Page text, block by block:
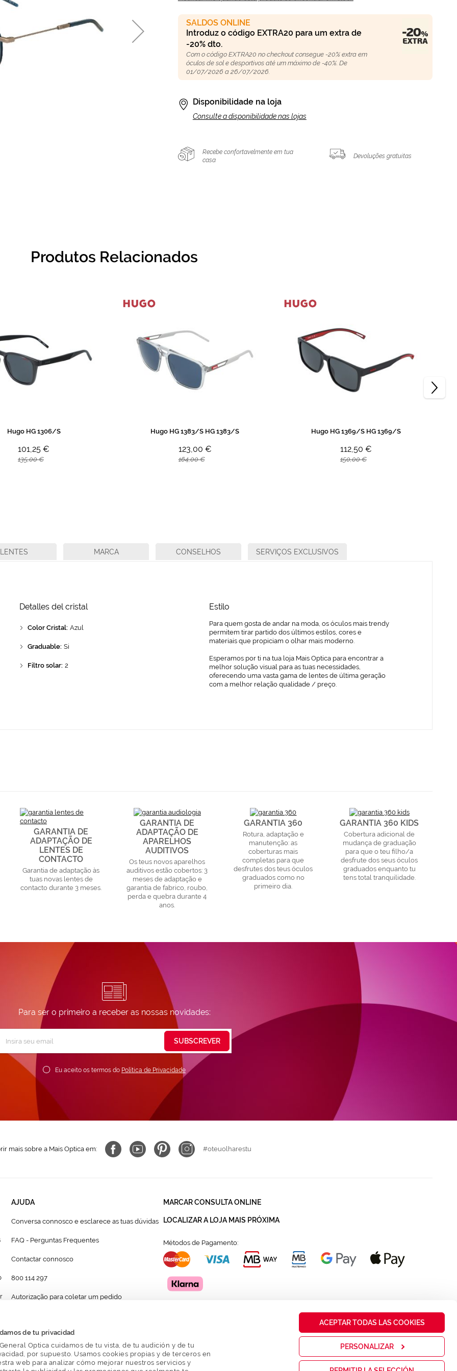
de tu privacidad
Optica cuidamos de tu vista, de tu audición y de tu
por supuesto. Usamos cookies propias y de terceros en
web para analizar cómo mejorar nuestros servicios y
ACEPTAR TODAS LAS COOKIES
PERSONALIZAR
SALDOS ONLINE
Introduz o código EXTRA20 para um extra de
-20% dto.
Com o código EXTRA20 no checkout consegue -20% extra em
óculos de sol e desportivos até um máximo de -40%. De
01/07/2026 a 26/07/2026.
Disponibilidade na loja
Consulte a disponibilidade nas lojas
Recebe confortavelmente em tua
casa
Devoluções gratuitas
Produtos Relacionados
Hugo HG 1306/S
101,25 €
135,00 €
Hugo HG 1383/S HG 1383/S
123,00 €
164,00 €
Hugo HG 1369/S HG 1369/S
112,50 €
150,00 €
Detalles del cristal
Color Cristal: Azul
Graduable: Si
Filtro solar: 2
Estilo
Para quem gosta de andar na moda, os óculos mais trendy
permitem tirar partido dos últimos estilos, cores e
materiais que propiciam o olhar mais moderno.
Esperamos por ti na tua loja Mais Optica para encontrar a
melhor solução visual para as tuas necessidades,
oferecendo uma vasta gama de lentes de última geração
com a melhor relação qualidade / preço.
LENTES MARCA CONSELHOS SERVIÇOS EXCLUSIVOS
GARANTIA DE
ADAPTAÇÃO DE
LENTES DE
CONTACTO
Garantia de adaptação às
tuas novas lentes de
contacto durante 3 meses.
GARANTIA DE
ADAPTAÇÃO DE
APARELHOS
AUDITIVOS
Os teus novos aparelhos
auditivos estão cobertos: 3
meses de adaptação e
garantia de fabrico, roubo,
perda e quebra durante 4
anos.
GARANTIA 360
Rotura, adaptação e
manutenção: as
coberturas mais
completas para que
desfrutes dos teus óculos
graduados como no
primeiro dia.
GARANTIA 360 KIDS
Cobertura adicional de
mudança de graduação
para que o teu filho/a
desfrute dos seus óculos
graduados enquanto tu
tens total tranquilidade.
Para ser o primeiro a receber as nossas novidades:
Newsletter:
Eu aceito os termos do Política de Privacidade
SUBSCREVER
mais sobre a Mais Optica em: #oteuolharestu
AJUDA
Conversa connosco e esclarece as tuas dúvidas
FAQ - Perguntas Frequentes
Contactar connosco
800 114 297
Autorização para coletar um pedido
MARCAR CONSULTA ONLINE
LOCALIZAR A LOJA MAIS PRÓXIMA
Métodos de Pagamento: